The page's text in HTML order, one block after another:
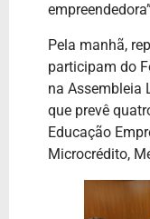
Pela manhã,
participam do
na Assembleia
que prevê
Educação
Microcrédito,